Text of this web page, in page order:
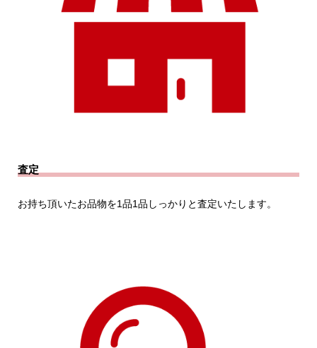
査定
お持ち頂いたお品物を1品1品しっかりと査定いたします。